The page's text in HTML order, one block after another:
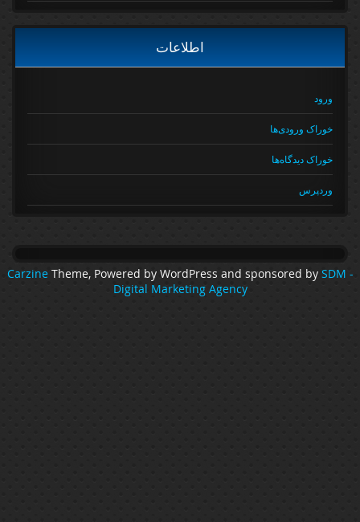
اطلاعات
ورود
خوراک ورودی‌ها
خوراک دیدگاه‌ها
وردپرس
CarzineTheme, Powered by WordPress and sponsored by
Digital Marketing Agency